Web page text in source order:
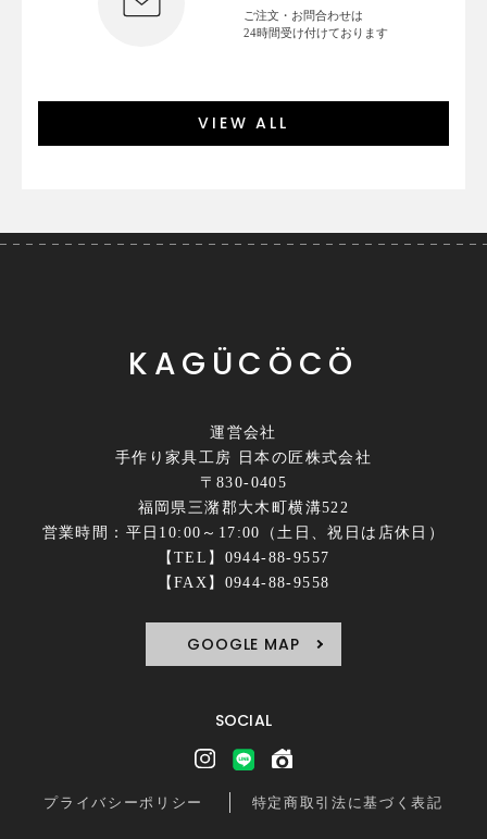
ご注文・お問合わせは
24時間受け付けております
VIEW ALL
KAGÜCÖCÖ
運営会社
手作り家具工房 日本の匠株式会社
〒830-0405
福岡県三潴郡大木町横溝522
営業時間：平日10:00～17:00（土日、祝日は店休日）
【TEL】0944-88-9557
【FAX】0944-88-9558
GOOGLE MAP
SOCIAL
プライバシーポリシー 特定商取引法に基づく表記